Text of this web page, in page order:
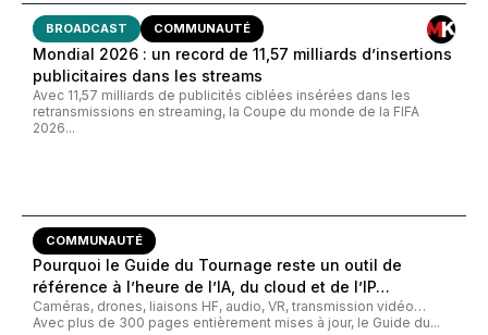
BROADCAST COMMUNAUTÉ
Mondial 2026 : un record de 11,57 milliards d’insertions
publicitaires dans les streams
Avec 11,57 milliards de publicités ciblées insérées dans les
retransmissions en streaming, la Coupe du monde de la FIFA
2026...
COMMUNAUTÉ
Pourquoi le Guide du Tournage reste un outil de
référence à l’heure de l’IA, du cloud et de l’IP…
Caméras, drones, liaisons HF, audio, VR, transmission vidéo…
Avec plus de 300 pages entièrement mises à jour, le Guide du...